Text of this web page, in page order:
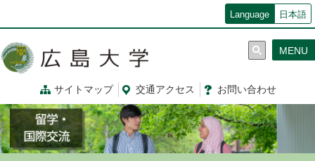
コ
ン
ツ
に
移
動
Language 日本語
サイトマップ 交通アクセス お問い合わせ
MENU